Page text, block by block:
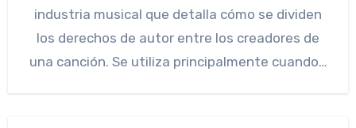
industria musical que detalla cómo se dividen
los derechos de autor entre los creadores de
una canción. Se utiliza principalmente cuando…